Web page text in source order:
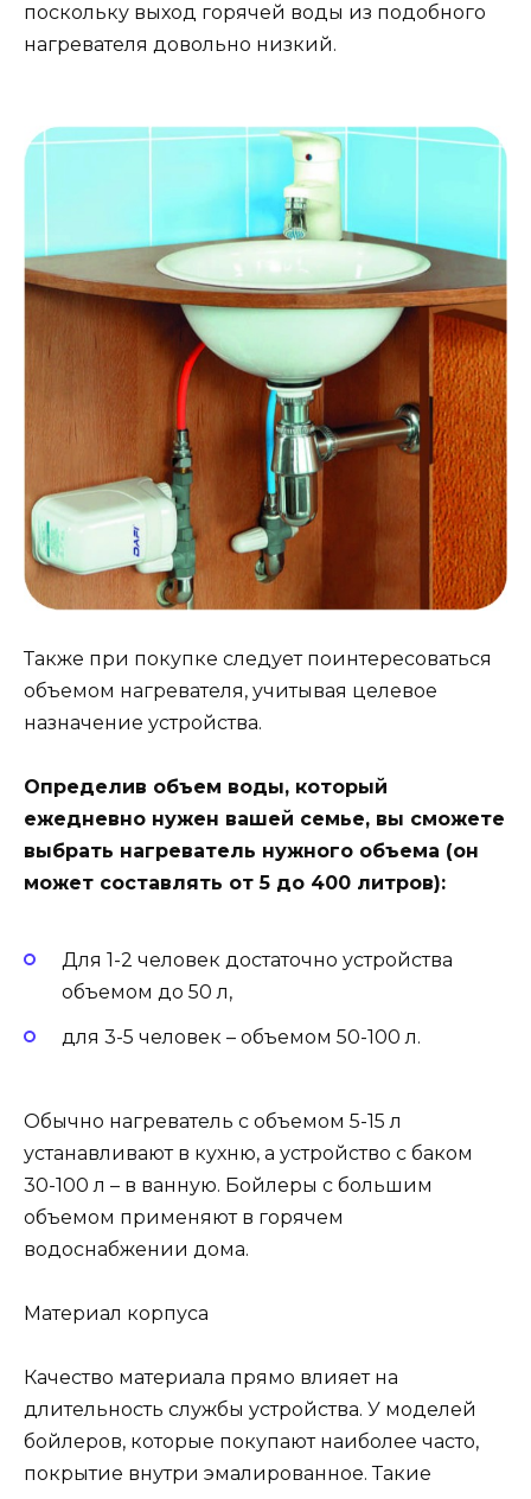
поскольку выход горячей воды из подобного
нагревателя довольно низкий.
Также при покупке следует поинтересоваться
объемом нагревателя, учитывая целевое
назначение устройства.
Определив объем воды, который
ежедневно нужен вашей семье, вы сможете
выбрать нагреватель нужного объема (он
может составлять от 5 до 400 литров):
Для 1-2 человек достаточно устройства
объемом до 50 л,
для 3-5 человек – объемом 50-100 л.
Обычно нагреватель с объемом 5-15 л
устанавливают в кухню, а устройство с баком
30-100 л – в ванную. Бойлеры с большим
объемом применяют в горячем
водоснабжении дома.
Материал корпуса
Качество материала прямо влияет на
длительность службы устройства. У моделей
бойлеров, которые покупают наиболее часто,
покрытие внутри эмалированное. Такие